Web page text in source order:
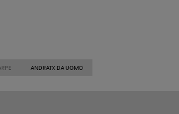
ANDRATX DA UOMO